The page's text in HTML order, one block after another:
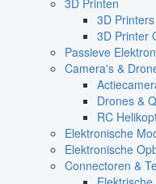
3D Printers
3D Printer
Passieve
Camera's &
Drones &
RC
Elektronische
Elektronische
Connectoren &